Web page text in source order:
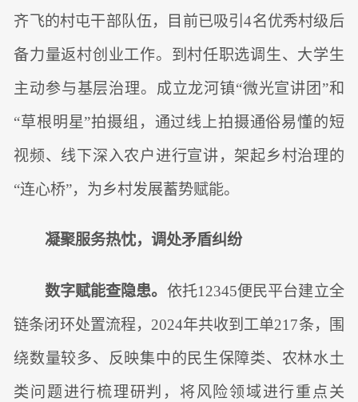
齐飞的村屯干部队伍，目前已吸引4名优秀村级后
备力量返村创业工作。到村任职选调生、大学生
主动参与基层治理。成立龙河镇“微光宣讲团”和
“草根明星”拍摄组，通过线上拍摄通俗易懂的短
视频、线下深入农户进行宣讲，架起乡村治理的
“连心桥”，为乡村发展蓄势赋能。
凝聚服务热忱，调处矛盾纠纷
数字赋能查隐患。 依托12345便民平台建立全
链条闭环处置流程，2024年共收到工单217条，围
绕数量较多、反映集中的民生保障类、农林水土
类问题进行梳理研判，将风险领域进行重点关